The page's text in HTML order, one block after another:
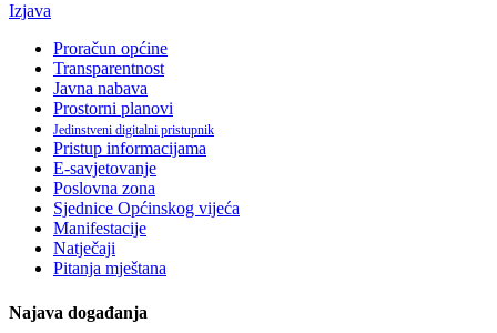
Izjava
Proračun općine
Transparentnost
Javna nabava
Prostorni planovi
Jedinstveni digitalni pristupnik
Pristup informacijama
E-savjetovanje
Poslovna zona
Sjednice Općinskog vijeća
Manifestacije
Natječaji
Pitanja mještana
Najava događanja